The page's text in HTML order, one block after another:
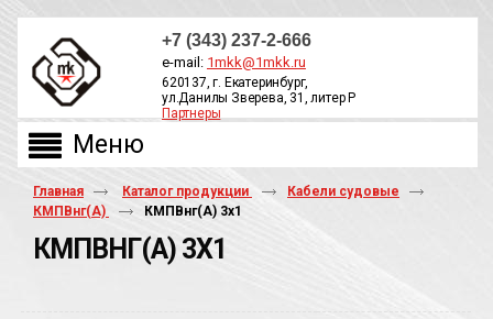
+7 (343) 237-2-666
e-mail: 1mkk@1mkk.ru
620137, г. Екатеринбург,
ул.Данилы Зверева, 31, литер Р
Партнеры
Главная Каталог продукции
Кабели судовые
КМПВнг(А)
КМПВнг(A) 3х1
КМПВНГ(A) 3Х1